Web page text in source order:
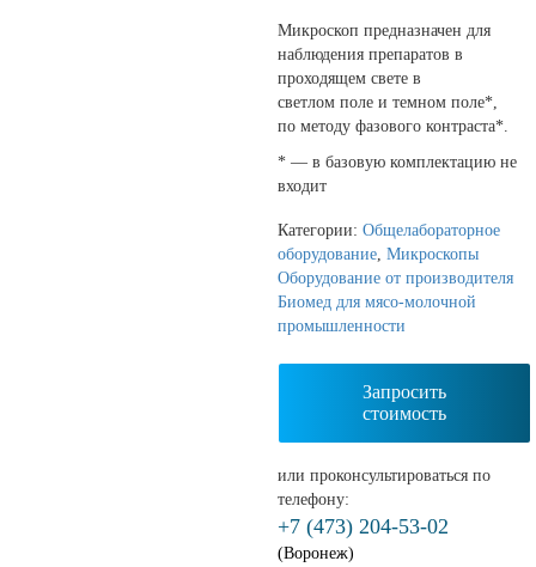
Микроскоп предназначен для
наблюдения препаратов в
проходящем свете в
светлом поле и темном поле*,
по методу фазового контраста*.
* — в базовую комплектацию не
входит
Категории:Общелабораторное
оборудование,Микроскопы
Оборудование от производителя
Биомед для мясо-молочной
промышленности
Запросить
стоимость
или проконсультироваться по
телефону:
+7 (473) 204-53-02
(Воронеж)